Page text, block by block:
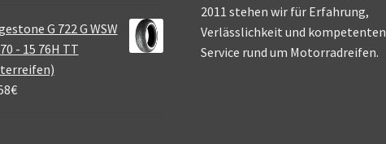
G 722 G WSW
- 15 76H TT
€
2011 stehen wir für Erfahrung,
Verlässlichkeit und kompetenten
Service rund um Motorradreifen.